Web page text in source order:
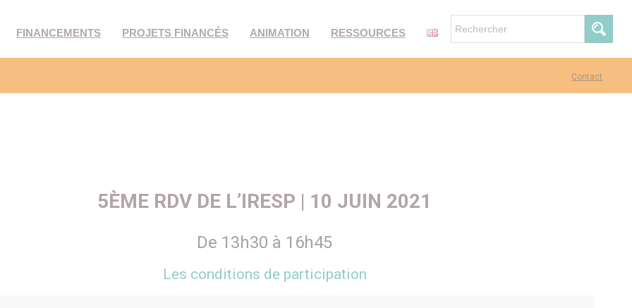
FINANCEMENTS PROJETS FINANCÉS ANIMATION RESSOURCES
Contact
5ÈME RDV DE L’IRESP | 10 JUIN 2021
De 13h30 à 16h45
Les conditions de participation